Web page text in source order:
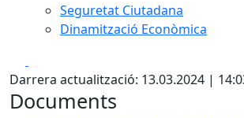
Seguretat Ciutadana
Dinamització Econòmica
Darrera actualització: 13.03.2024 |
Documents